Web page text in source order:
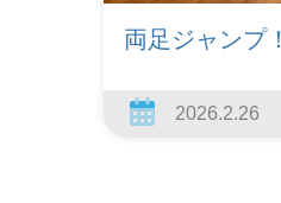
両足ジャンプ！
2026.2.26